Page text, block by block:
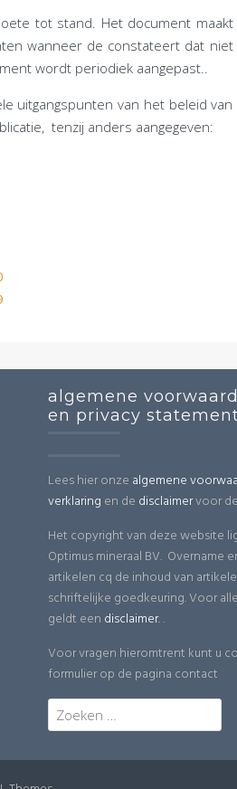
tot stand. Het document maakt
wanneer de constateert dat niet
wordt periodiek aangepast..
uitgangspunten van het beleid van
tenzij anders aangegeven:
algemene
en privacy
Lees hier onze algemene
verklaring en de disclaimervoor
Het copyright van deze website
Optimus mineraal BV. Overname
artikelen cq de inhoud van
schriftelijke goedkeuring. Voor
geldt een disclaimer..
Voor vragen hieromtrent kunt u
formulier op de pagina contact
Zoeken
naar: